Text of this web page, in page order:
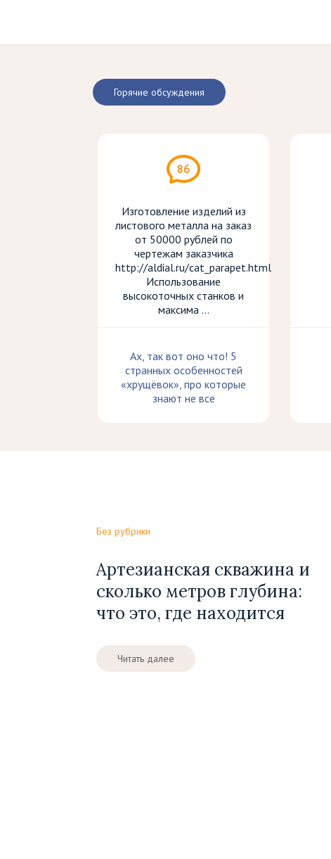
Горячие обсуждения
86
Изготовление изделий из
листового металла на заказ
от 50000 рублей по
чертежам заказчика
http://aldial.ru/cat_parapet.html
Использование
высокоточных станков и
максима ...
Ах, так вот оно что! 5
странных особенностей
«хрущёвок», про которые
знают не все
Без рубрики
Артезианская скважина и
сколько метров глубина:
что это, где находится
Читать далее